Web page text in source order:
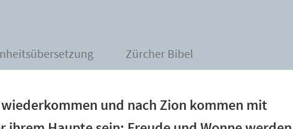
Zürcher Bibel
und nach Zion kommen mit